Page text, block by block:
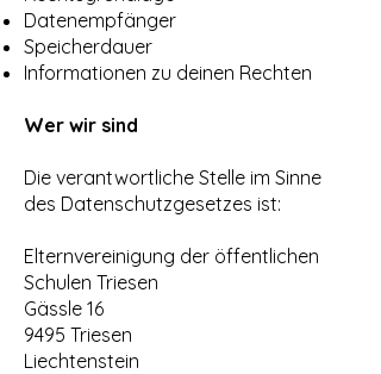
Datenempfänger
Speicherdauer
Informationen zu deinen Rechten
Wer wir sind
Die verantwortliche Stelle im Sinne
des Datenschutzgesetzes ist:
Elternvereinigung der öffentlichen
Schulen Triesen
Gässle 16
9495 Triesen
Liechtenstein